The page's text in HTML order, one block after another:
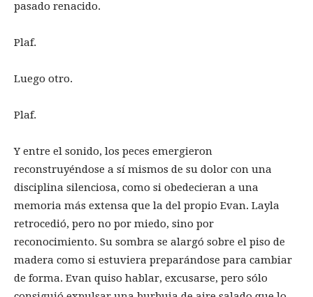
pasado renacido.
Plaf.
Luego otro.
Plaf.
Y entre el sonido, los peces emergieron
reconstruyéndose a sí mismos de su dolor con una
disciplina silenciosa, como si obedecieran a una
memoria más extensa que la del propio Evan. Layla
retrocedió, pero no por miedo, sino por
reconocimiento. Su sombra se alargó sobre el piso de
madera como si estuviera preparándose para cambiar
de forma. Evan quiso hablar, excusarse, pero sólo